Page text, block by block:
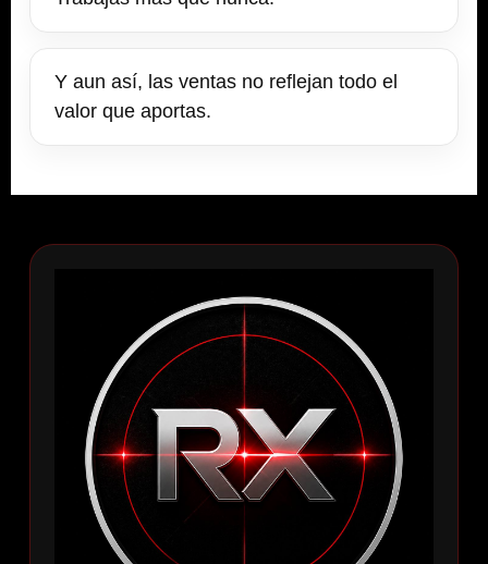
Y aun así, las ventas no reflejan todo el
valor que aportas.